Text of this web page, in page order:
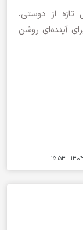
از دوستی،
آینده‌ای روشن